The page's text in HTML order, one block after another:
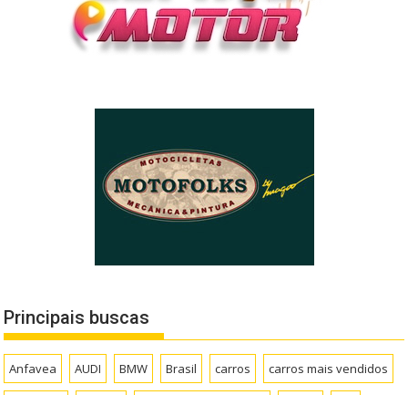
Principais buscas
Anfavea AUDI BMW Brasil carros carros mais vendidos